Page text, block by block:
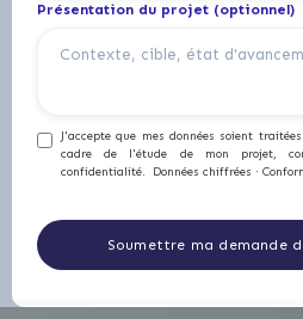
Présentation du projet (optionnel)
J'accepte que mes données soient
cadre de l'étude de mon projet,
confidentialité. Données chiffrées ·